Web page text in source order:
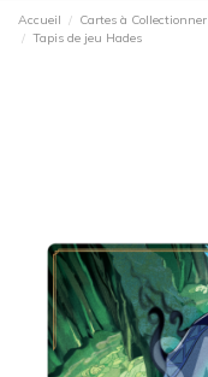
Accueil Cartes à Collectionner
Tapis de jeu Hades